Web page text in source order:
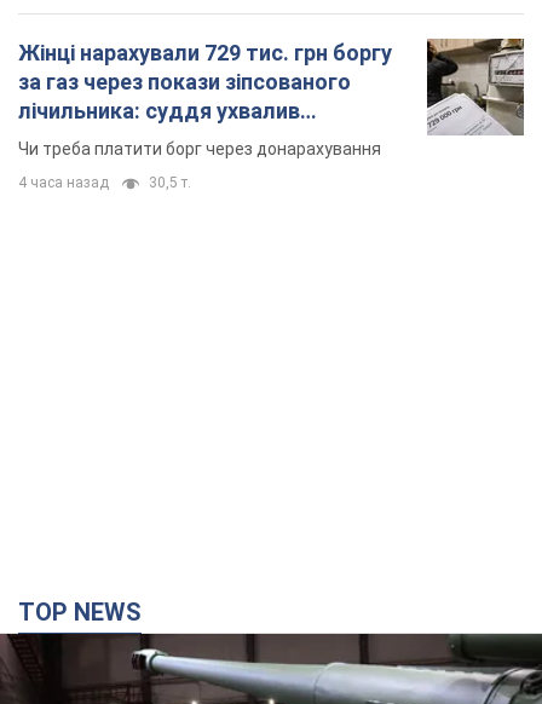
Жінці нарахували 729 тис. грн боргу
за газ через покази зіпсованого
лічильника: суддя ухвалив
неочікуване рішення
Чи треба платити борг через донарахування
4 часа назад 30,5 т.
TOP NEWS